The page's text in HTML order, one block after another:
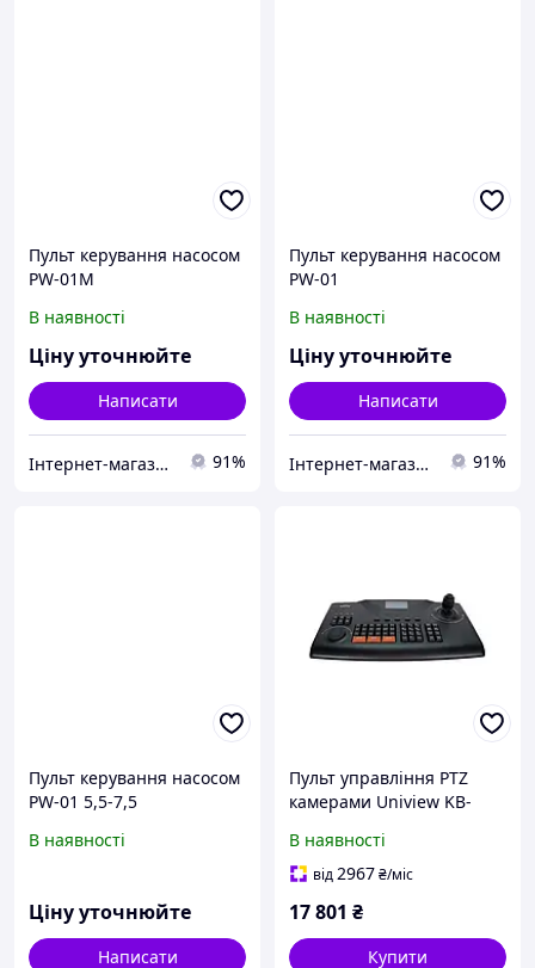
Пульт керування насосом
PW-01M
В наявності
Ціну уточнюйте
Написати
Інтернет-магазин "Насоси Океан" 91%
Пульт керування насосом
PW-01
В наявності
Ціну уточнюйте
Написати
Інтернет-магазин "Насоси Океан" 91%
Пульт керування насосом
PW-01 5,5-7,5
В наявності
Ціну уточнюйте
Написати
Пульт управління PTZ
камерами Uniview KB-
В наявності
від2967₴/міс
17 801 ₴
Купити